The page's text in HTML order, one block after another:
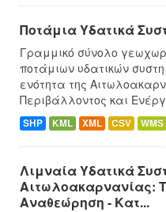
Ποτάμια Υδατικά
Γραμμικό σύνολο
ποτάμιων υδατικών
ενότητα της
Περιβάλλοντος και
SHP KML XML CSV WMS
Λιμναία Υδατικά
Αιτωλοακαρνανίας:
Αναθεώρηση - Κατ...